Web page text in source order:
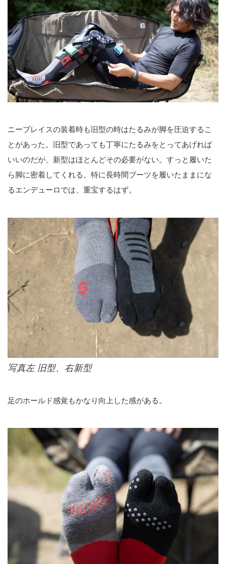
ニーブレイスの装着時も旧型の時はたるみが脚を圧迫するこ
とがあった。旧型であっても丁寧にたるみをとってあげれば
いいのだが、新型はほとんどその必要がない。すっと履いた
ら脚に密着してくれる。特に長時間ブーツを履いたままにな
るエンデューロでは、重宝するはず。
写真左 旧型、右新型
足のホールド感覚もかなり向上した感がある。